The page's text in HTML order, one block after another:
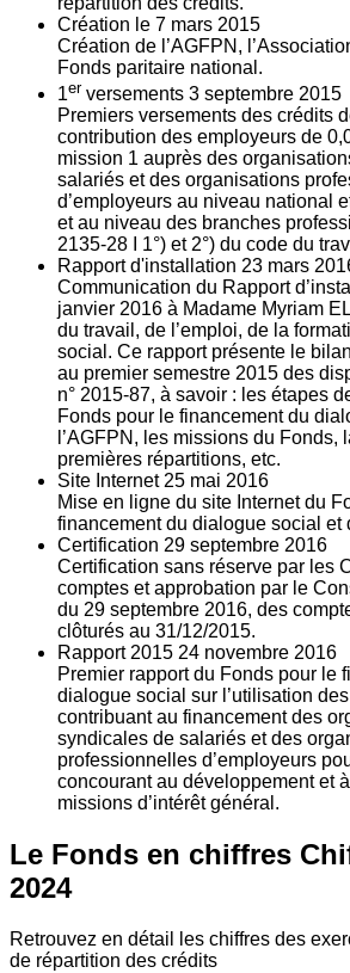
Création le 7 mars 2015
Création de l’AGFPN,
Fonds paritaire national.
1er versements 3 septembre 2015
Premiers versements des crédits
contribution des employeurs de
mission 1 auprès des
salariés et des organisations
d’employeurs au niveau national
et au niveau des branches
2135‐28 I 1°) et 2°) du code du
Rapport d'installation 23 mars
Communication du Rapport
janvier 2016 à Madame Myriam
du travail, de l’emploi, de la
social. Ce rapport présente le
au premier semestre 2015 des
n° 2015-87, à savoir : les étapes
Fonds pour le financement du
l’AGFPN, les missions du
premières répartitions, etc.
Site Internet 25 mai 2016
Mise en ligne du site Internet du
financement du dialogue social et
Certification 29 septembre 2016
Certification sans réserve par les
comptes et approbation par le
du 29 septembre 2016, des
clôturés au 31/12/2015.
Rapport 2015 24 novembre 2016
Premier rapport du Fonds pour le
dialogue social sur l’utilisation
contribuant au financement des
syndicales de salariés et des
professionnelles d’employeurs
concourant au développement et
missions d’intérêt général.
Le Fonds en chiffres
2024
Retrouvez en détail les chiffres des
de répartition des crédits